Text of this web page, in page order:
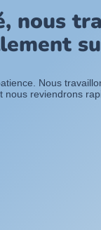
nous
Nous
nous reviendrons